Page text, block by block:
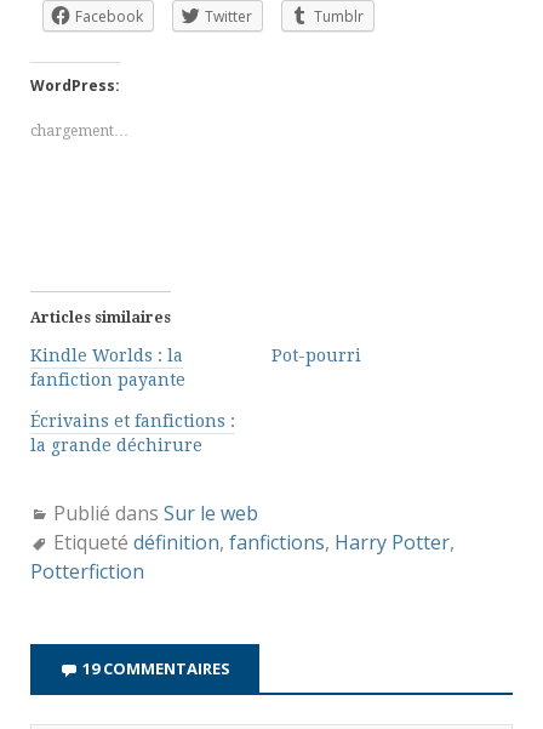
Facebook Twitter Tumblr
WordPress:
chargement…
Articles similaires
Kindle Worlds : la
fanfiction payante
Pot-pourri
Écrivains et fanfictions :
la grande déchirure
Publié dans Sur le web
Etiqueté définition, fanfictions, Harry Potter,
Potterfiction
19 COMMENTAIRES